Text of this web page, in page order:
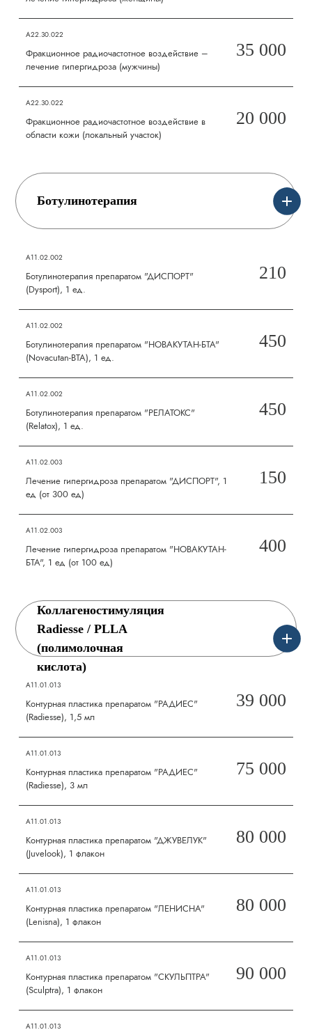
А22.30.022
Фракционное радиочастотное воздействие –
лечение гипергидроза (мужчины)
35 000
А22.30.022
Фракционное радиочастотное воздействие в
области кожи (локальный участок)
20 000
Ботулинотерапия
А11.02.002
Ботулинотерапия препаратом "ДИСПОРТ"
(Dysport), 1 ед.
210
А11.02.002
Ботулинотерапия препаратом "НОВАКУТАН-БТА"
(Novacutan-BTA), 1 ед.
450
А11.02.002
Ботулинотерапия препаратом "РЕЛАТОКС"
(Relatox), 1 ед.
450
А11.02.003
Лечение гипергидроза препаратом "ДИСПОРТ", 1
ед (от 300 ед)
150
А11.02.003
Лечение гипергидроза препаратом "НОВАКУТАН-
БТА", 1 ед (от 100 ед)
400
Коллагеностимуляция
Radiesse / PLLA
(полимолочная
кислота)
А11.01.013
Контурная пластика препаратом "РАДИЕС"
(Radiesse), 1,5 мл
39 000
А11.01.013
Контурная пластика препаратом "РАДИЕС"
(Radiesse), 3 мл
75 000
А11.01.013
Контурная пластика препаратом "ДЖУВЕЛУК"
(Juvelook), 1 флакон
80 000
А11.01.013
Контурная пластика препаратом "ЛЕНИСНА"
(Lenisna), 1 флакон
80 000
А11.01.013
Контурная пластика препаратом "СКУЛЬПТРА"
(Sculptra), 1 флакон
90 000
А11.01.013